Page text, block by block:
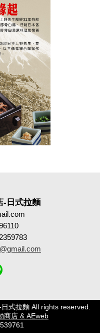
-日式拉麵
式拉麵 All rights reserved.
商店 & AEweb